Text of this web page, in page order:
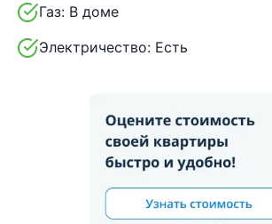
Газ: В доме
Электричество: Есть